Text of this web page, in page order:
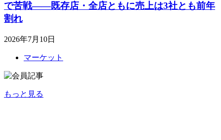
で苦戦――既存店・全店ともに売上は3社とも前年
割れ
2026年7月10日
マーケット
もっと見る